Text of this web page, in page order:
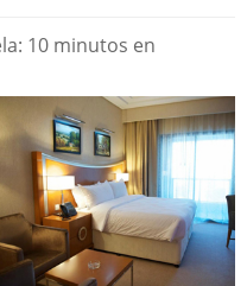
10 minutos en